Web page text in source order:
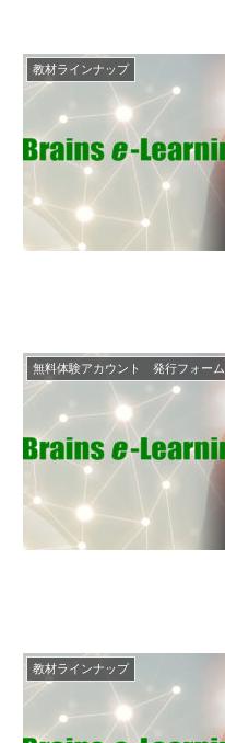
教材ラインナップ
無料体験アカウント 発行フォーム
教材ラインナップ